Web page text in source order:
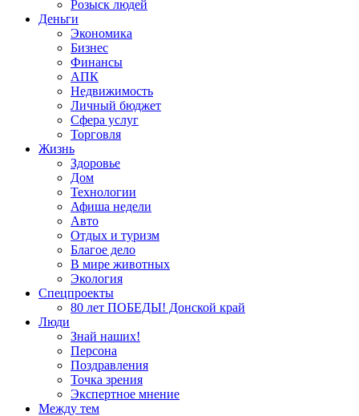
Розыск людей
Деньги
Экономика
Бизнес
Финансы
АПК
Недвижимость
Личный бюджет
Сфера услуг
Торговля
Жизнь
Здоровье
Дом
Технологии
Афиша недели
Авто
Отдых и туризм
Благое дело
В мире животных
Экология
Спецпроекты
80 лет ПОБЕДЫ! Донской край
Люди
Знай наших!
Персона
Поздравления
Точка зрения
Экспертное мнение
Между тем